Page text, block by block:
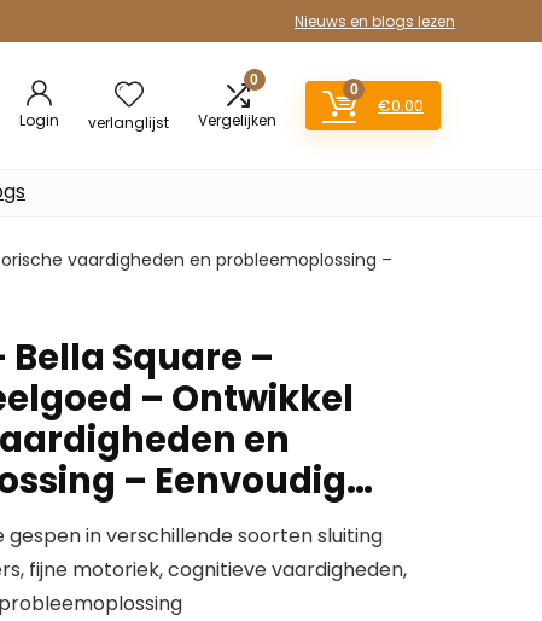
Nieuws en blogs lezen
Login verlanglijst
0
Vergelijken
0
€0.00
vaardigheden en probleemoplossing –
Bella Square –
– Ontwikkel
en
– Eenvoudig…
gespen in verschillende soorten sluiting
fijne motoriek, cognitieve vaardigheden,